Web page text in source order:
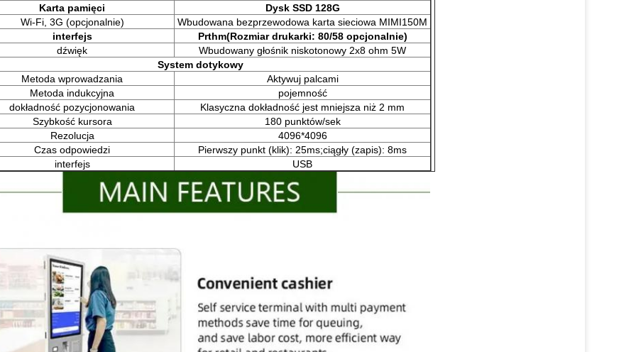
Karta pamięci
Dysk SSD 128G
Wi-Fi, 3G (opcjonalnie)
Wbudowana bezprzewodowa karta sieciowa MIMI150M
interfejs
Prthm(Rozmiar drukarki: 80/58 opcjonalnie)
dźwięk
Wbudowany głośnik niskotonowy 2x8 ohm 5W
System dotykowy
Metoda wprowadzania
Aktywuj palcami
Metoda indukcyjna
pojemność
dokładność pozycjonowania
Klasyczna dokładność jest mniejsza niż 2 mm
Szybkość kursora
180 punktów/sek
Rezolucja
4096*4096
Czas odpowiedzi
Pierwszy punkt (klik): 25ms;ciągły (zapis): 8ms
interfejs
USB